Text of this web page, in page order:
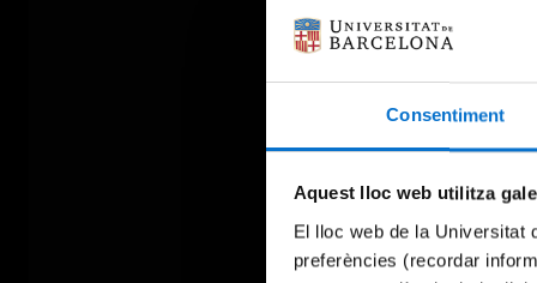
Consentiment
Aquest lloc web utilitza
El lloc web de la Universitat
preferències (recordar